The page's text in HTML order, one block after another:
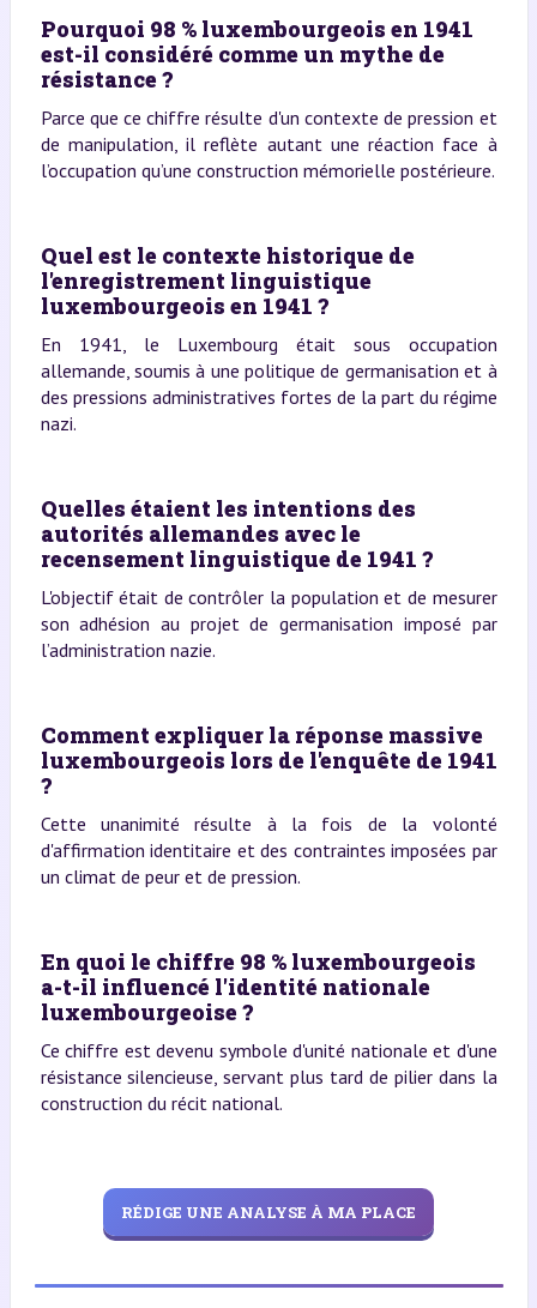
Pourquoi 98 % luxembourgeois en 1941
est-il considéré comme un mythe de
résistance ?
Parce que ce chiffre résulte d'un contexte de pression et
de manipulation, il reflète autant une réaction face à
l’occupation qu’une construction mémorielle postérieure.
Quel est le contexte historique de
l'enregistrement linguistique
luxembourgeois en 1941 ?
En 1941, le Luxembourg était sous occupation
allemande, soumis à une politique de germanisation et à
des pressions administratives fortes de la part du régime
nazi.
Quelles étaient les intentions des
autorités allemandes avec le
recensement linguistique de 1941 ?
L'objectif était de contrôler la population et de mesurer
son adhésion au projet de germanisation imposé par
l’administration nazie.
Comment expliquer la réponse massive
luxembourgeois lors de l'enquête de 1941
?
Cette unanimité résulte à la fois de la volonté
d'affirmation identitaire et des contraintes imposées par
un climat de peur et de pression.
En quoi le chiffre 98 % luxembourgeois
a-t-il influencé l'identité nationale
luxembourgeoise ?
Ce chiffre est devenu symbole d'unité nationale et d'une
résistance silencieuse, servant plus tard de pilier dans la
construction du récit national.
RÉDIGE UNE ANALYSE À MA PLACE